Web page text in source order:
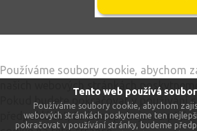
Tento web používá
Používáme soubory cookie, abychom
webových stránkách poskytneme ten
pokračovat v používání stránky, budeme
Používáme soubory cookie, abychom
našich webových stránkách
Pokud budete pokračovat v používání
předpokládat, že jste spokojeni s